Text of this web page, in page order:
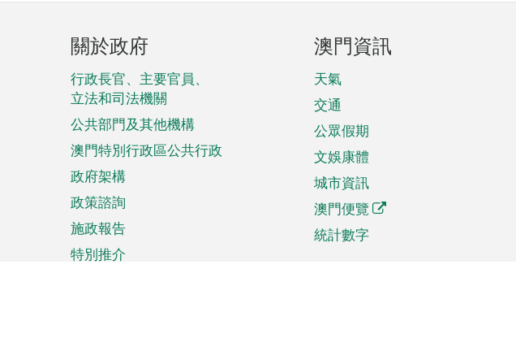
頁
腳
菜
單
關於政府
行政長官、主要官員、
立法和司法機關
公共部門及其他機構
澳門特別行政區公共行政
政府架構
政策諮詢
施政報告
特別推介
澳門資訊
天氣
交通
公眾假期
文娛康體
城市資訊
澳門便覽
統計數字